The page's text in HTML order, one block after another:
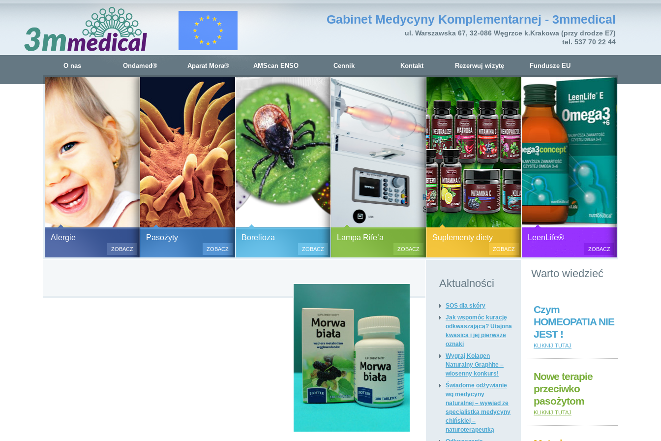
O nas Ondamed® Aparat Mora® AMScan ENSO Cennik Kontakt Rezerwuj wizytę Fundusze EU
Gabinet Medycyny Komplementarnej - 3mmedical
ul. Warszawska 67, 32-086 Węgrzce k.Krakowa (przy drodze E7)
tel. 537 70 22 44
Alergie
Bezbolesne testy alergiczne na ok.
500 alergenów oraz zabiegi
odczulające.
a wynik jest natychmiastowy.
ZOBACZ
Pasożyty
Pasożyty, grzyby, bakterie
(BORELIOZA) i wirusy – diagnostyka
boreliozę, to 10 razy więcej aniżeli
przed laty. Ryzyko zakażenia
boreliozą związane jest ze stałym
lub czasowym przebywaniem na
terenach opanowanych prze
zakażone kleszcze, komary lub
ZOBACZ
Borelioza Borelioza i koinfekcje
ZOBACZ
Lampa Rife’a
Generator plazmy
ZOBACZ
Suplementy diety
Suplementy diety, zdrowa żywność i
przeciwbakteryjne, przeciwgrzybicze
ogólnie wzmacniające i regulujące
funkcje organizmu, dietetyczne i
regulujące pracę układu
tkanki łącznej i kosmetyki naturalne,
Nona, Colway, Morinda, Forever.
ZOBACZ
LeenLife®
ZOBACZ
Aktualności
SOS dla skóry
Jak wspomóc kurację
odkwaszającą? Utajona
kwasica i jej pierwsze
oznaki
Wygraj Kolagen
Naturalny Graphite –
wiosenny konkurs!
Świadome odżywianie
wg medycyny
naturalnej – wywiad ze
specjalistką medycyny
chińskiej –
naturoterapeutką
Warto wiedzieć
Czym
HOMEOPATIA NIE
JEST !
KLIKNIJ TUTAJ
Nowe terapie
przeciwko
pasożytom
KLIKNIJ TUTAJ